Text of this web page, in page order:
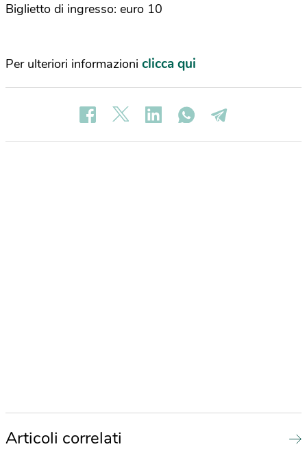
Biglietto di ingresso: euro 10
Per ulteriori informazioni clicca qui
Articoli correlati